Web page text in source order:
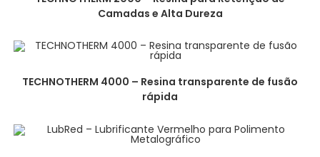
Camadas e Alta Dureza
TECHNOTHERM 4000 – Resina transparente de fusão
rápida